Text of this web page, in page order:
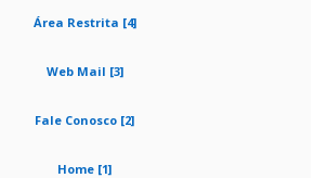
Área Restrita [4]
Web Mail [3]
Fale Conosco [2]
Home [1]